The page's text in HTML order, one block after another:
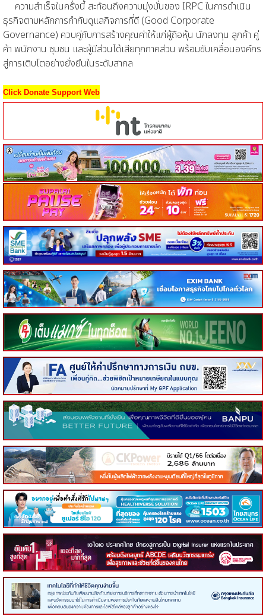
ความสำเร็จในครั้งนี้ สะท้อนถึงความมุ่งมั่นของ IRPC ในการดำเนิน
ธุรกิจตามหลักการกำกับดูแลกิจการที่ดี (Good Corporate
Governance) ควบคู่กับการสร้างคุณค่าให้แก่ผู้ถือหุ้น นักลงทุน ลูกค้า คู่
ค้า พนักงาน ชุมชน และผู้มีส่วนได้เสียทุกภาคส่วน พร้อมขับเคลื่อนองค์กร
สู่การเติบโตอย่างยั่งยืนในระดับสากล
Click Donate Support Web